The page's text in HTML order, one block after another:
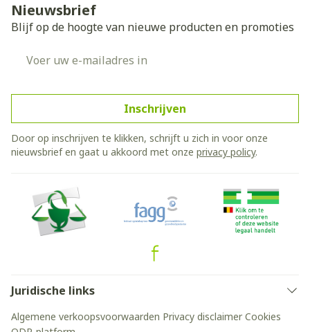
Nieuwsbrief
Blijf op de hoogte van nieuwe producten en promoties
Inschrijven
Door op inschrijven te klikken, schrijft u zich in voor onze
nieuwsbrief en gaat u akkoord met onze privacy policy.
Juridische links
Algemene verkoopsvoorwaarden Privacy disclaimer Cookies